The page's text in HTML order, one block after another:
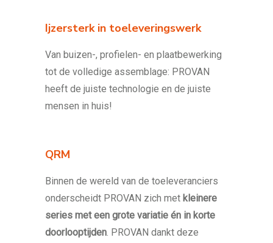
Ijzersterk in toeleveringswerk
Van buizen-, profielen- en plaatbewerking
tot de volledige assemblage: PROVAN
heeft de juiste technologie en de juiste
mensen in huis!
QRM
Binnen de wereld van de toeleveranciers
onderscheidt PROVAN zich met kleinere
series met een grote variatie én in korte
doorlooptijden. PROVAN dankt deze